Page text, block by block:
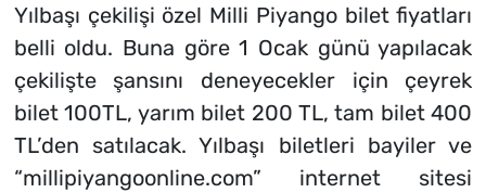
Yılbaşı çekilişi özel Milli Piyango bilet fiyatları
belli oldu. Buna göre 1 Ocak günü yapılacak
çekilişte şansını deneyecekler için çeyrek
bilet 100TL, yarım bilet 200 TL, tam bilet 400
TL’den satılacak. Yılbaşı biletleri bayiler ve
“millipiyangoonline.com” internet sitesi